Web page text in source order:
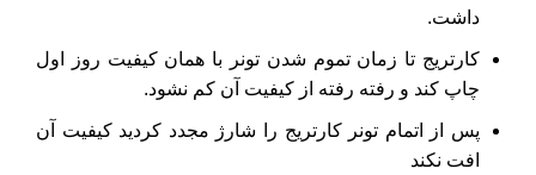
داشت.
کارتریج تا زمان تموم شدن تونر با همان کیفیت روز اول
چاپ کند و رفته رفته از کیفیت آن کم نشود.
پس از اتمام تونر کارتریج را شارژ مجدد کردید کیفیت آن
افت نکند